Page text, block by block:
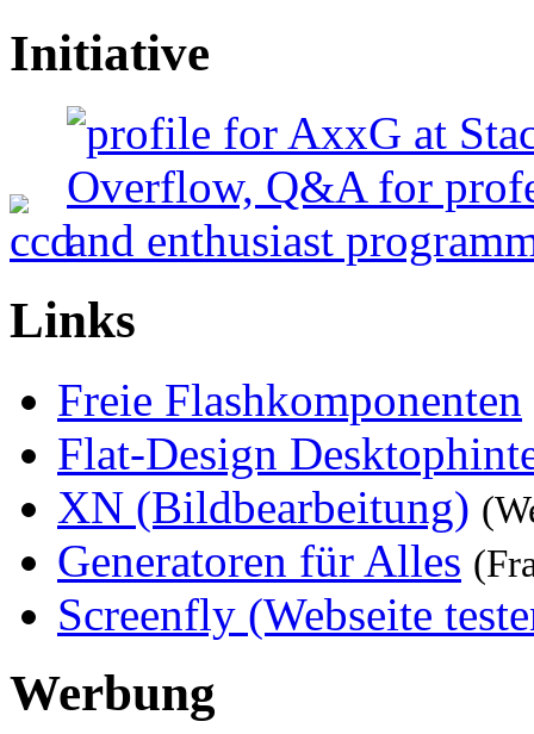
Initiative
Links
Freie Flashkomponenten
Flat-Design
XN (Bildbearbeitung)
Generatoren für Alles
Screenfly (Webseite
Werbung